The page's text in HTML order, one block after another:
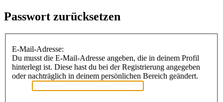
Passwort zurücksetzen
E-Mail-Adresse:
Du musst die E-Mail-Adresse angeben, die in deinem Profil
hinterlegt ist. Diese hast du bei der Registrierung angegeben
oder nachträglich in deinem persönlichen Bereich geändert.